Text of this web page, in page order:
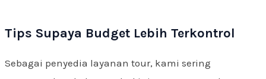
Tips Supaya Budget Lebih Terkontrol
Sebagai penyedia layanan tour, kami sering